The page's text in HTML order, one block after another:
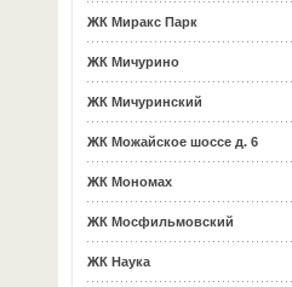
ЖК Миракс Парк
ЖК Мичурино
ЖК Мичуринский
ЖК Можайское шоссе д. 6
ЖК Мономах
ЖК Мосфильмовский
ЖК Наука